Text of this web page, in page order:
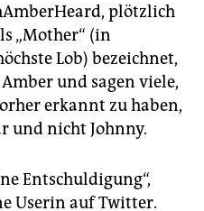
plötzlich
„Mother“ (in
Lob) bezeichnet,
und sagen viele,
erkannt zu haben,
und nicht Johnny.
Entschuldigung“,
Userin auf Twitter.